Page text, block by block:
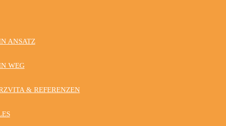
ANSATZ
WEG
& REFERENZEN